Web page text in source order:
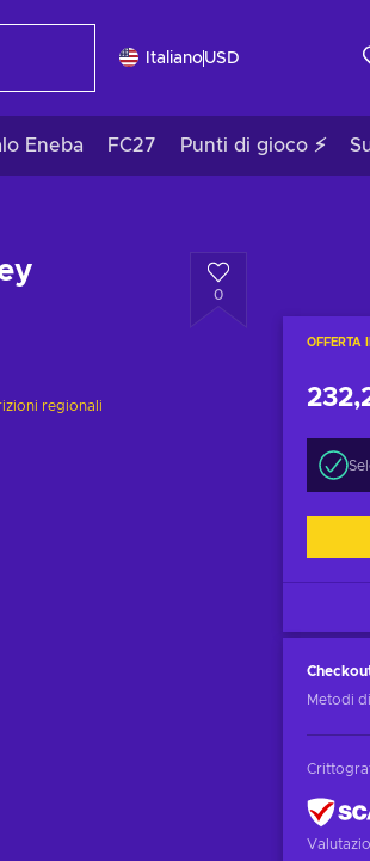
ItalianoUSD
Eneba FC27 Punti di gioco ⚡
0
OFFERTA
Metodi
regionali